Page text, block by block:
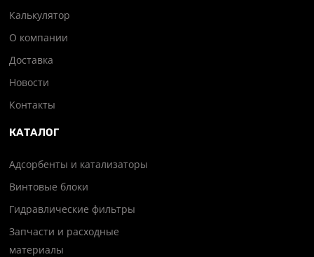
Калькулятор
О компании
Доставка
Новости
Контакты
КАТАЛОГ
Адсорбенты и катализаторы
Винтовые блоки
Гидравлические фильтры
Запчасти и расходные
материалы